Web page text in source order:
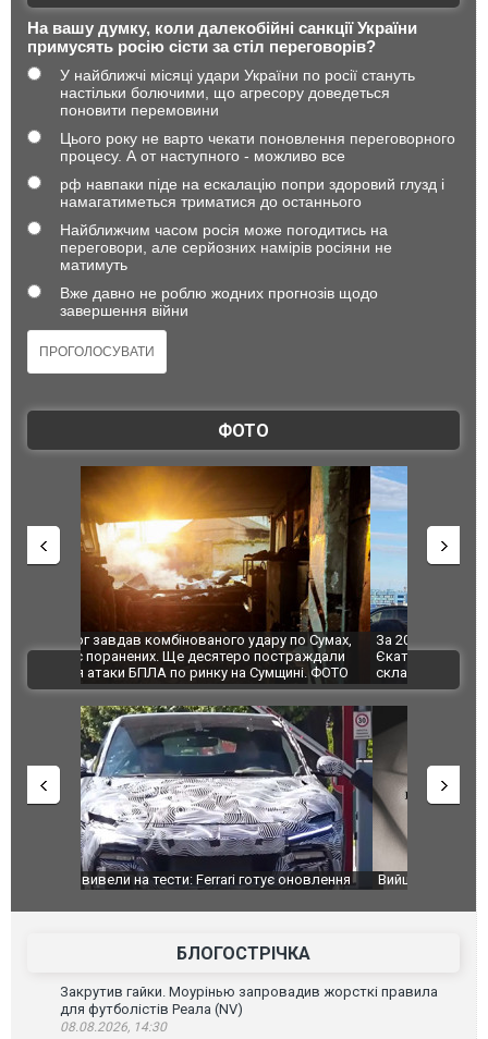
На вашу думку, коли далекобійні санкції України
примусять росію сісти за стіл переговорів?
У найближчі місяці удари України по росії стануть
настільки болючими, що агресору доведеться
поновити перемовини
Цього року не варто чекати поновлення переговорного
процесу. А от наступного - можливо все
рф навпаки піде на ескалацію попри здоровий глузд і
намагатиметься триматися до останнього
Найближчим часом росія може погодитись на
переговори, але серйозних намірів росіяни не
матимуть
Вже давно не роблю жодних прогнозів щодо
завершення війни
ФОТО
За 2000 кілометрів від кордону з Україною: в
Єкатеринбурзі після атаки дронів загорівся
склад Wildberries. ФОТО. ВІДЕО
"Мої
ВІДЕО
Вийшов трейлер нової екранізації легендарного
БЛОГОСТРІЧКА
Закрутив гайки. Моурінью запровадив жорсткі правила
для футболістів Реала (NV)
08.08.2026, 14:30